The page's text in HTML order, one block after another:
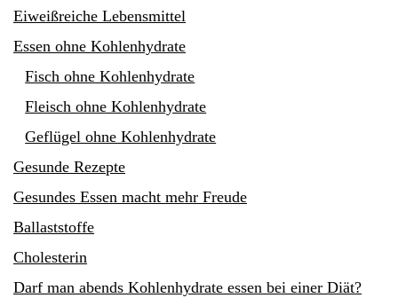
Eiweißreiche Lebensmittel
Essen ohne Kohlenhydrate
Fisch ohne Kohlenhydrate
Fleisch ohne Kohlenhydrate
Geflügel ohne Kohlenhydrate
Gesunde Rezepte
Gesundes Essen macht mehr Freude
Ballaststoffe
Cholesterin
Darf man abends Kohlenhydrate essen bei einer Diät?